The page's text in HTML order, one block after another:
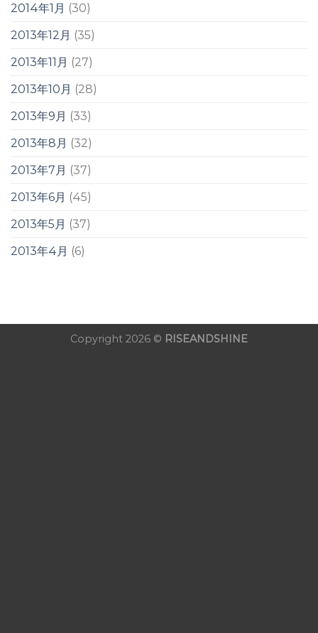
2014年1月 (30)
2013年12月 (35)
2013年11月 (27)
2013年10月 (28)
2013年9月 (33)
2013年8月 (32)
2013年7月 (37)
2013年6月 (45)
2013年5月 (37)
2013年4月 (6)
Copyright 2026 © RISEANDSHINE